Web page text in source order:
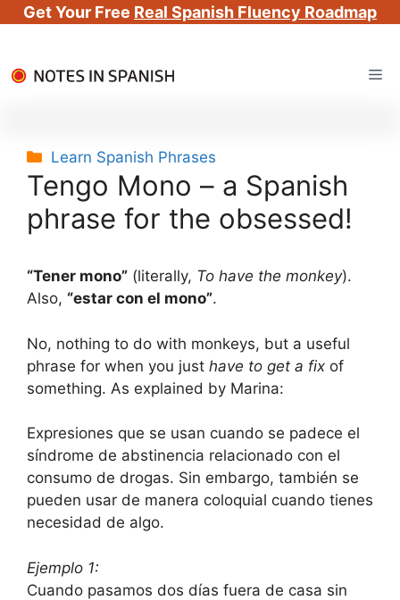
Get Your Free Real Spanish Fluency Roadmap
to
Categories
Learn Spanish Phrases
Tengo Mono – a Spanish
phrase for the obsessed!
“Tener mono” (literally, To have the monkey).
Also, “estar con el mono”.
No, nothing to do with monkeys, but a useful
phrase for when you just have to get a fix of
something. As explained by Marina:
Expresiones que se usan cuando se padece el
sí­ndrome de abstinencia relacionado con el
consumo de drogas. Sin embargo, también se
pueden usar de manera coloquial cuando tienes
necesidad de algo.
Ejemplo 1:
Cuando pasamos dos dí­as fuera de casa sin